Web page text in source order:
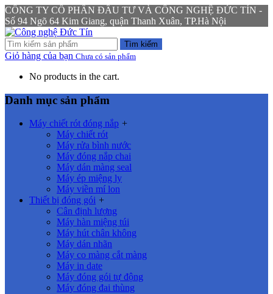
CÔNG TY CỔ PHẦN ĐẦU TƯ VÀ CÔNG NGHỆ ĐỨC TÍN -
Số 94 Ngõ 64 Kim Giang, quận Thanh Xuân, TP.Hà Nội
Tìm kiếm
Giỏ hàng của bạn Chưa có sản phẩm
No products in the cart.
Danh mục sản phẩm
Máy chiết rót đóng nắp +
Máy chiết rót
Máy rửa bình nước
Máy đóng nắp chai
Máy dán màng seal
Máy ép miệng ly
Máy viền mí lon
Thiết bị đóng gói +
Cân định lượng
Máy hàn miệng túi
Máy hút chân không
Máy dán nhãn
Máy co màng cắt màng
Máy in date
Máy đóng gói tự động
Máy đóng đai thùng